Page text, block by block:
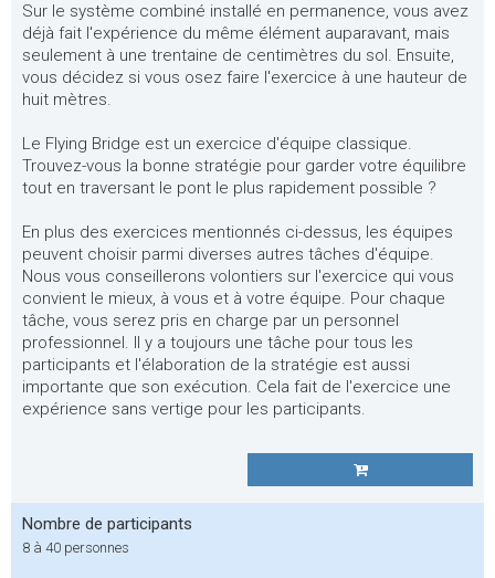
Sur le système combiné installé en permanence, vous avez
déjà fait l'expérience du même élément auparavant, mais
seulement à une trentaine de centimètres du sol. Ensuite,
vous décidez si vous osez faire l'exercice à une hauteur de
huit mètres.
Le Flying Bridge est un exercice d'équipe classique.
Trouvez-vous la bonne stratégie pour garder votre équilibre
tout en traversant le pont le plus rapidement possible ?
En plus des exercices mentionnés ci-dessus, les équipes
peuvent choisir parmi diverses autres tâches d'équipe.
Nous vous conseillerons volontiers sur l'exercice qui vous
convient le mieux, à vous et à votre équipe. Pour chaque
tâche, vous serez pris en charge par un personnel
professionnel. Il y a toujours une tâche pour tous les
participants et l'élaboration de la stratégie est aussi
importante que son exécution. Cela fait de l'exercice une
expérience sans vertige pour les participants.
Nombre de participants
8 à 40 personnes